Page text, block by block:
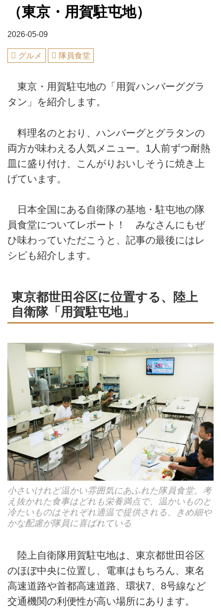
（東京・用賀駐屯地）
2026-05-09
グルメ 隊員食堂
東京・用賀駐屯地の「用賀ハンバーググラ
タン」を紹介します。
料理名のとおり、ハンバーグとグラタンの
両方が味わえる人気メニュー。1人前ずつ耐熱
皿に盛り付け、こんがりおいしそうに焼き上
げています。
日本全国にある自衛隊の基地・駐屯地の隊
員食堂についてレポート！ みなさんにもぜ
ひ味わっていただこうと、記事の最後にはレ
シピも紹介します。
東京都世田谷区に位置する、陸上
自衛隊「用賀駐屯地」
小さいけれど温かい雰囲気にあふれた隊員食堂。考
え抜かれた食事はどれも栄養満点で、温かいものと
冷たいものはそれぞれ適温で提供される、きめ細や
かな配慮が隊員に喜ばれている
陸上自衛隊用賀駐屯地は、東京都世田谷区
のほぼ中央に位置し、電車はもちろん、東名
高速道路や首都高速道路、環状7、8号線など
交通機関の利便性が高い場所にあります。